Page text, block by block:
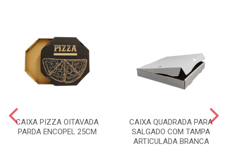
CAIXA PIZZA OITAVADA
PARDA ENCOPEL 25CM
CAIXA QUADRADA PARA
SALGADO COM TAMPA
ARTICULADA BRANCA